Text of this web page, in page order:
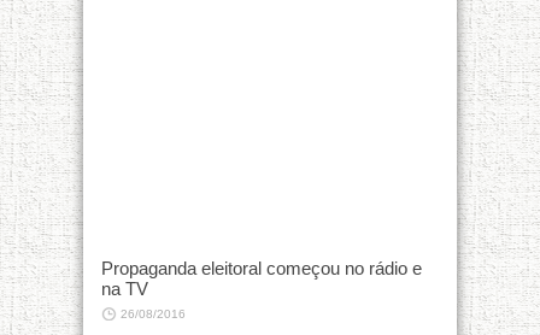
Propaganda eleitoral começou no rádio e
na TV
26/08/2016